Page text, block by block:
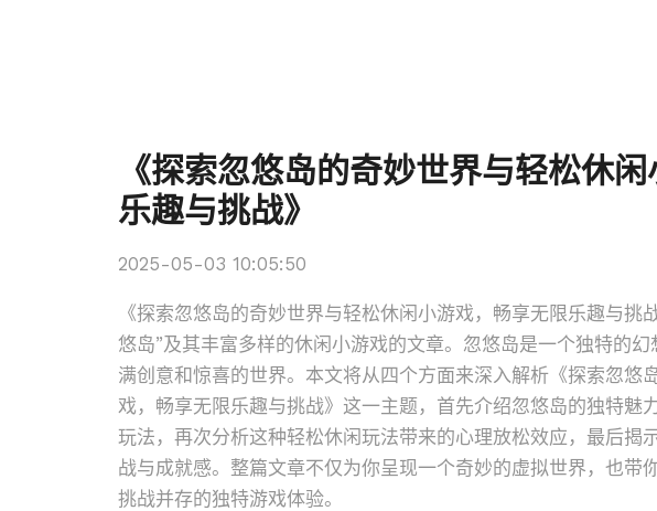
《探索忽悠岛的奇妙世界与轻松休
乐趣与挑战》
2025-05-03 10:05:50
《探索忽悠岛的奇妙世界与轻松休闲小游戏，畅享无限乐趣与挑
悠岛”及其丰富多样的休闲小游戏的文章。忽悠岛是一个独特的
满创意和惊喜的世界。本文将从四个方面来深入解析《探索忽悠
戏，畅享无限乐趣与挑战》这一主题，首先介绍忽悠岛的独特魅
玩法，再次分析这种轻松休闲玩法带来的心理放松效应，最后揭
战与成就感。整篇文章不仅为你呈现一个奇妙的虚拟世界，也带
挑战并存的独特游戏体验。